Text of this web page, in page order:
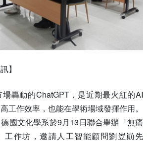
】
轟動的ChatGPT，是近期最火紅的AI
工作效率，也能在學術場域發揮作用。
國文化學系於9月13日聯合舉辦「無痛
工作坊，邀請人工智能顧問劉岦崱先